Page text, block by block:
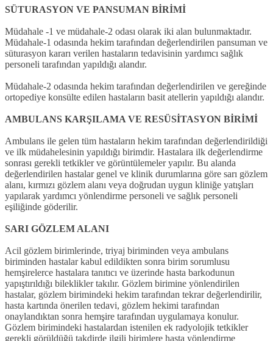
SÜTURASYON VE PANSUMAN BİRİMİ
Müdahale -1 ve müdahale-2 odası olarak iki alan bulunmaktadır.
Müdahale-1 odasında hekim tarafından değerlendirilen pansuman ve
süturasyon kararı verilen hastaların tedavisinin yardımcı sağlık
personeli tarafından yapıldığı alandır.
Müdahale-2 odasında hekim tarafından değerlendirilen ve gereğinde
ortopediye konsülte edilen hastaların basit atellerin yapıldığı alandır.
AMBULANS KARŞILAMA VE RESÜSİTASYON BİRİMİ
Ambulans ile gelen tüm hastaların hekim tarafından değerlendirildiği
ve ilk müdahelesinin yapıldığı birimdir. Hastalara ilk değerlendirme
sonrası gerekli tetkikler ve görüntülemeler yapılır. Bu alanda
değerlendirilen hastalar genel ve klinik durumlarına göre sarı gözlem
alanı, kırmızı gözlem alanı veya doğrudan uygun kliniğe yatışları
yapılarak yardımcı yönlendirme personeli ve sağlık personeli
eşiliğinde göderilir.
SARI GÖZLEM ALANI
Acil gözlem birimlerinde, triyaj biriminden veya ambulans
biriminden hastalar kabul edildikten sonra birim sorumlusu
hemşirelerce hastalara tanıtıcı ve üzerinde hasta barkodunun
yapıştırıldığı bileklikler takılır. Gözlem birimine yönlendirilen
hastalar, gözlem birimindeki hekim tarafından tekrar değerlendirilir,
hasta kartında önerilen tedavi, gözlem hekimi tarafından
onaylandıktan sonra hemşire tarafından uygulamaya konulur.
Gözlem birimindeki hastalardan istenilen ek radyolojik tetkikler
gerekli görüldüğü takdirde ilgili birimlere hasta yönlendirme